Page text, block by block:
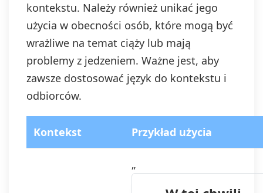
kontekstu. Należy również unikać jego
użycia w obecności osób, które mogą być
wrażliwe na temat ciąży lub mają
problemy z jedzeniem. Ważne jest, aby
zawsze dostosować język do kontekstu i
odbiorców.
Kontekst Przykład użycia
„